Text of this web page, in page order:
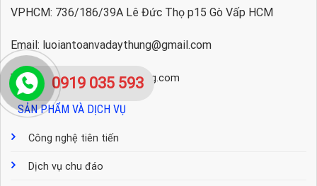
VPHCM: 736/186/39A Lê Đức Thọ p15 Gò Vấp HCM
Email: luoiantoanvadaythung@gmail.com
Website: luoiantoanvadaythung.com
SẢN PHẨM VÀ DỊCH VỤ
Công nghệ tiên tiến
Dịch vụ chu đáo
0919 035 593